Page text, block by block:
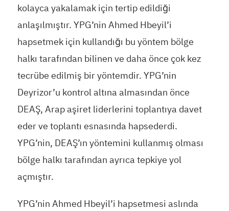
kolayca yakalamak için tertip edildiği
anlaşılmıştır. YPG’nin Ahmed Hbeyil’i
hapsetmek için kullandığı bu yöntem bölge
halkı tarafından bilinen ve daha önce çok kez
tecrübe edilmiş bir yöntemdir. YPG’nin
Deyrizor’u kontrol altına almasından önce
DEAŞ, Arap aşiret liderlerini toplantıya davet
eder ve toplantı esnasında hapsederdi.
YPG’nin, DEAŞ’ın yöntemini kullanmış olması
bölge halkı tarafından ayrıca tepkiye yol
açmıştır.
YPG’nin Ahmed Hbeyil’i hapsetmesi aslında